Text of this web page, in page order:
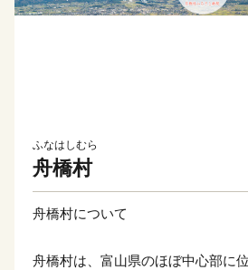
ふなはしむら
舟橋村
舟橋村について
舟橋村は、富山県のほぼ中心部に